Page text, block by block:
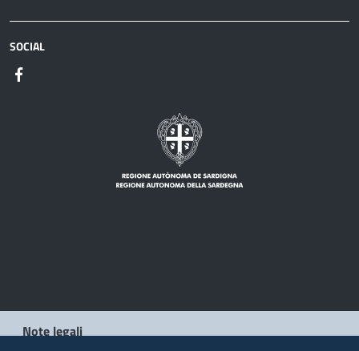
SOCIAL
Note legali